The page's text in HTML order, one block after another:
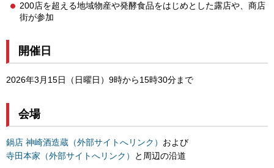
200店を超える地域物産や発酵食品をはじめとした露店や、商店
街が参加
開催日
2026年3月15日（日曜日）9時から15時30分まで
会場
鍋店 神崎酒造蔵（外部サイトへリンク） および
寺田本家（外部サイトへリンク）
と周辺の沿道